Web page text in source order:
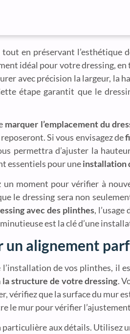
tout en préservant l’esthétique
idéal pour votre dressing,
avec précision la largeur, la
étape garantit que le
marquer l’emplacement du
Si vous envisagez de
permettra d’ajuster la
essentiels pour uneinstallation
un moment pour vérifier à
le dressing sera non
avec des plinthes,
est la clé d’une
un alignement
de vos plinthes, il
la structure de votre dressing.
vérifiez que la surface du mur
le mur pour vérifier
aux détails. Utilisez